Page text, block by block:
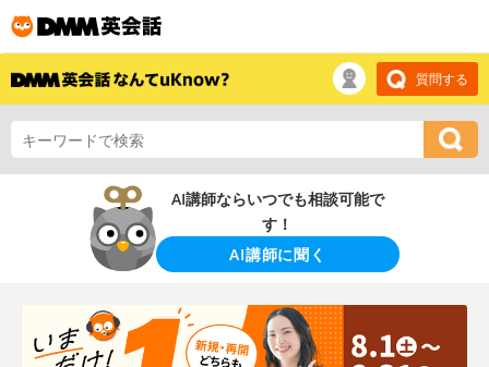
質問する
AI講師ならいつでも相談可能で
す！
AI講師に聞く